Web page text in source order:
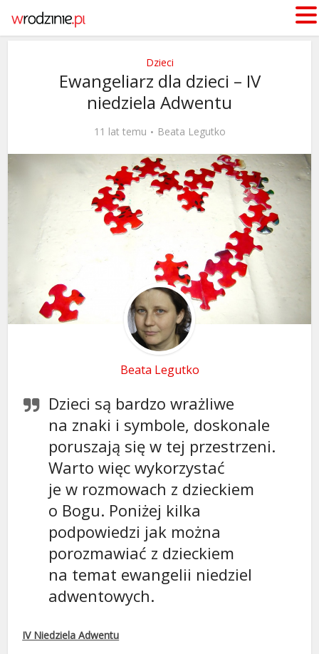
Dzieci
Ewangeliarz dla dzieci – IV
niedziela Adwentu
11 lat temu Beata Legutko
Beata Legutko
Dzieci są bardzo wrażliwe
na znaki i symbole, doskonale
poruszają się w tej przestrzeni.
Warto więc wykorzystać
je w rozmowach z dzieckiem
o Bogu. Poniżej kilka
podpowiedzi jak można
porozmawiać z dzieckiem
na temat ewangelii niedziel
adwentowych.
IV Niedziela Adwentu